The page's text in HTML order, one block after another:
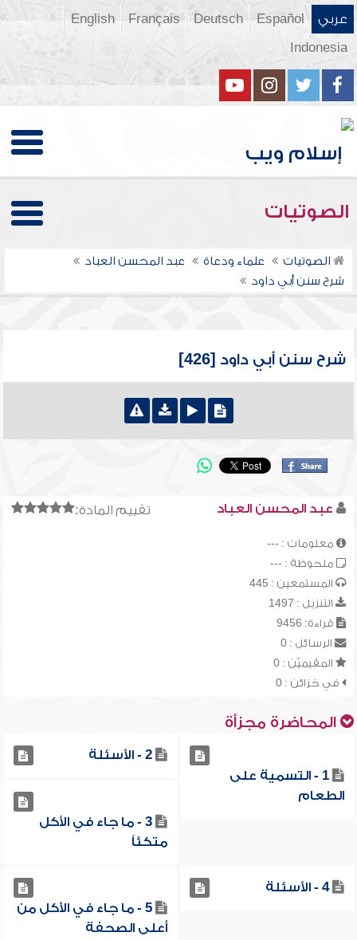
عربي Español
Deutsch
Français
English
Indonesia
الصوتيات
الصوتيات علماء ودعاة
عبد المحسن العباد
شرح سنن أبي داود
شرح سنن أبي داود [426]
تقييم المادة: عبد المحسن العباد
معلومات : ---
ملحوظة : ---
المستمعين : 445
التنزيل : 1497
قراءة: 9456
الرسائل : 0
المقيميّن : 0
في خزائن : 0
المحاضرة مجزأة
1 - التسمية على
الطعام
2 - الأسئلة
3 - ما جاء في الأكل
متكئاً
4 - الأسئلة
5 - ما جاء في الأكل من
أعلى الصحفة